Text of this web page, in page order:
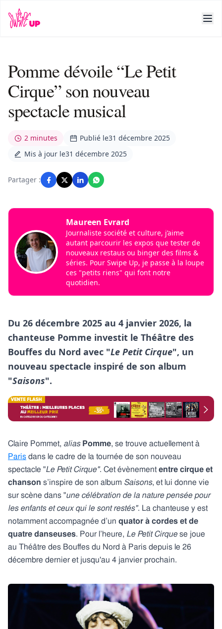
Pomme dévoile “Le Petit
Cirque” son nouveau
spectacle musical
2 minutes Publié le31 décembre 2025
Mis à jour le31 décembre 2025
Partager :
Maureen Evrard
Journaliste société et culture, j’aime
autant parcourir les expos que tester de
nouveaux restaus ou binger des films &
séries. Pour Swipe Up, je passe à la loupe
ces "petits riens" qui font notre
quotidien.
Du 26 décembre 2025 au 4 janvier 2026, la
chanteuse Pomme investit le Théâtre des
Bouffes du Nord avec "Le Petit Cirque", un
nouveau spectacle inspiré de son album
"Saisons".
Claire Pommet, alias Pomme, se trouve actuellement à
Paris dans le cadre de la tournée de son nouveau
spectacle "Le Petit Cirque". Cet évènemententre cirque et
chanson s’inspire de son album Saisons, et lui donne vie
sur scène dans "une célébration de la nature pensée pour
les enfants et ceux qui le sont restés". La chanteuse y est
notamment accompagnée d’un quator à cordes et de
quatre danseuses. Pour l’heure, Le Petit Cirquese joue
au Théâtre des Bouffes du Nord à Paris depuis le 26
décembre dernier et jusqu'au 4 janvier prochain.